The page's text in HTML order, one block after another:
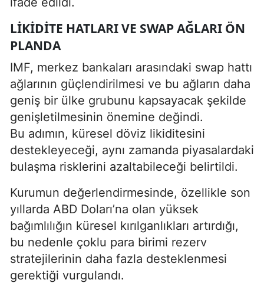
LIKIDITE HATLARI VE SWAP AĞLARI ÖN
PLANDA
IMF, merkez bankaları arasındaki swap hattı
ağlarının güçlendirilmesi ve bu ağların daha
geniş bir ülke grubunu kapsayacak şekilde
genişletilmesinin önemine değindi.
Bu adımın, küresel döviz likiditesini
destekleyeceği, aynı zamanda piyasalardaki
bulaşma risklerini azaltabileceği belirtildi.
Kurumun değerlendirmesinde, özellikle son
yıllarda ABD Doları’na olan yüksek
bağımlılığın küresel kırılganlıkları artırdığı,
bu nedenle çoklu para birimi rezerv
stratejilerinin daha fazla desteklenmesi
gerektiği vurgulandı.